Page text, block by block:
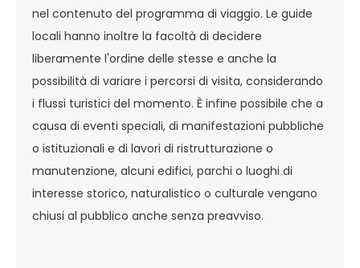
nel contenuto del programma di viaggio. Le guide
locali hanno inoltre la facoltà di decidere
liberamente l'ordine delle stesse e anche la
possibilità di variare i percorsi di visita, considerando
i flussi turistici del momento. È infine possibile che a
causa di eventi speciali, di manifestazioni pubbliche
o istituzionali e di lavori di ristrutturazione o
manutenzione, alcuni edifici, parchi o luoghi di
interesse storico, naturalistico o culturale vengano
chiusi al pubblico anche senza preavviso.